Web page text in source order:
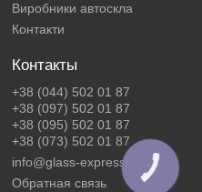
Виробники автоскла
Контакти
Контакты
+38 (044) 502 01 87
+38 (097) 502 01 87
+38 (095) 502 01 87
+38 (073) 502 01 87
info@glass-express.ua
Обратная связь
КНОПКА
ЗВ'ЯЗКУ